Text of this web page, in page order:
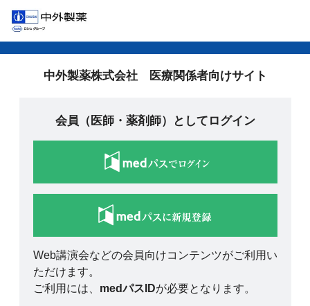
中外製薬株式会社 医療関係者向けサイト
会員（医師・薬剤師）としてログイン
Web講演会などの会員向けコンテンツがご利用い
ただけます。
ご利用には、 medパスIDが必要となります。